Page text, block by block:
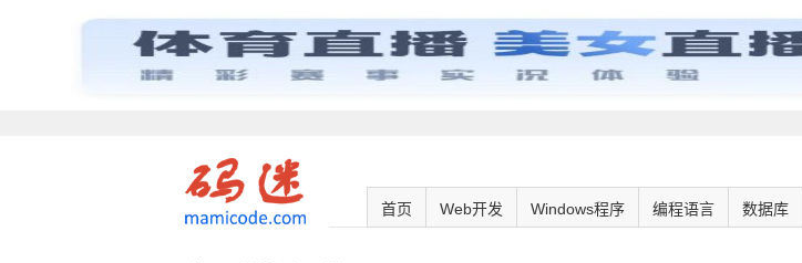
首页 Web开发 Windows程序 编程语言 数据库